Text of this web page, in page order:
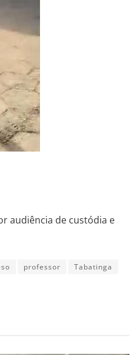
audiência de custódia e
professor
Tabatinga